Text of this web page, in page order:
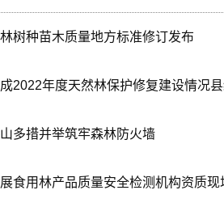
树种苗木质量地方标准修订发布
2022年度天然林保护修复建设情况
多措并举筑牢森林防火墙
食用林产品质量安全检测机构资质现